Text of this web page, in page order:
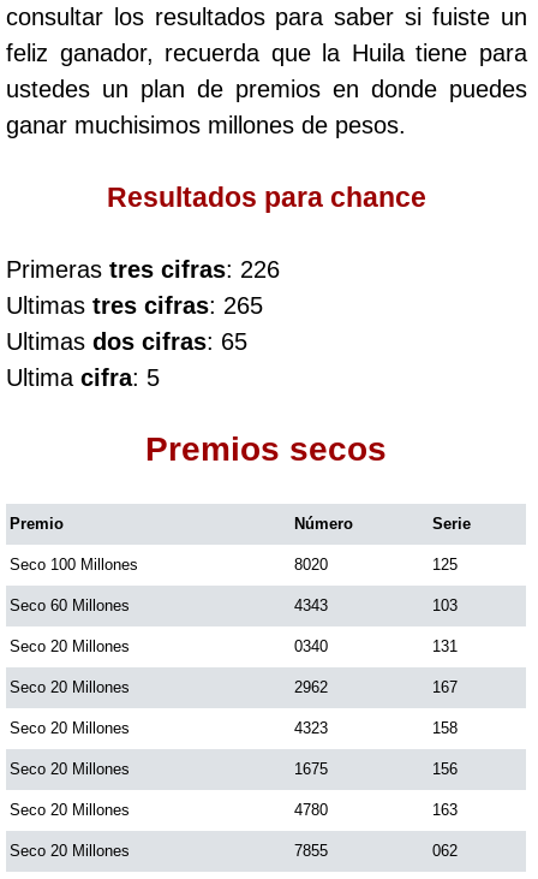
Caribeña Día
Caribeña Noche
Culona día
Culona noche
Dorado Mañana
Dorado Noche
Fantástica Día
Fantástica Noche
Motilon Tarde
consultar los resultados para saber si fuiste un
feliz ganador, recuerda que la Huila tiene para
ustedes un plan de premios en donde puedes
ganar muchisimos millones de pesos.
Resultados para chance
Primeras tres cifras: 226
Ultimas tres cifras: 265
Ultimas dos cifras: 65
Ultima cifra: 5
Premios secos
Premio Número Serie
Seco 100 Millones 8020 125
Seco 60 Millones 4343 103
Seco 20 Millones 0340 131
Seco 20 Millones 2962 167
Seco 20 Millones 4323 158
Seco 20 Millones 1675 156
Seco 20 Millones 4780 163
Seco 20 Millones 7855 062